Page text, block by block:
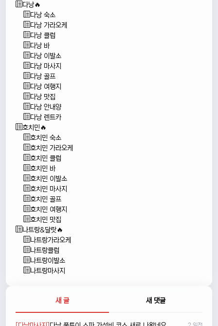
다낭🔥
다낭 숙소
다낭 가라오케
다낭 클럽
다낭 바
다낭 이발소
다낭 마사지
다낭 골프
다낭 여행지
다낭 맛집
다낭 안내양
다낭 렌트카
호치민🔥
호치민 숙소
호치민 가라오케
호치민 클럽
호치민 바
호치민 이발소
호치민 마사지
호치민 골프
호치민 여행지
호치민 맛집
나트랑&달랏🔥
나트랑가라오케
나트랑클럽
나트랑이발소
나트랑마사지
새 글 새 댓글